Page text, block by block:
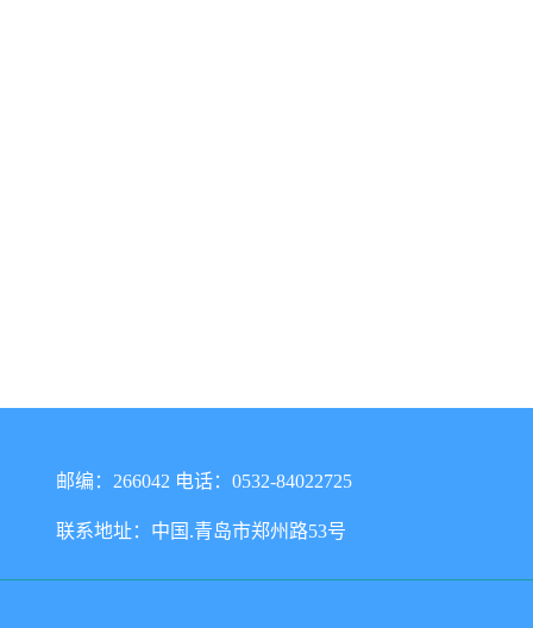
邮编：266042 电话：0532-84022725
联系地址：中国.青岛市郑州路53号